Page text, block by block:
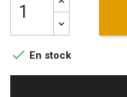
 En stock